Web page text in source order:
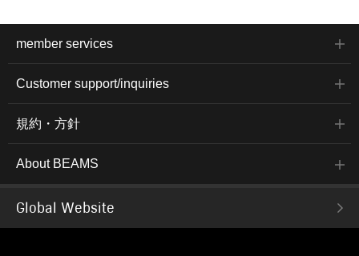
member services
Customer support/inquiries
規約・方針
About BEAMS
Global Website